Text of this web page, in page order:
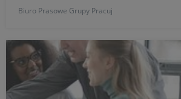
wynika z najnowszych badań Pracuj.pl.
Biuro Prasowe Grupy Pracuj